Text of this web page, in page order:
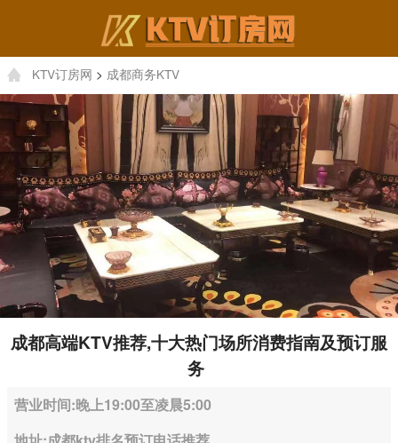
KTV订房网 > 成都商务KTV
成都高端KTV推荐,十大热门场所消费指南及预订服
务
营业时间:晚上19:00至凌晨5:00